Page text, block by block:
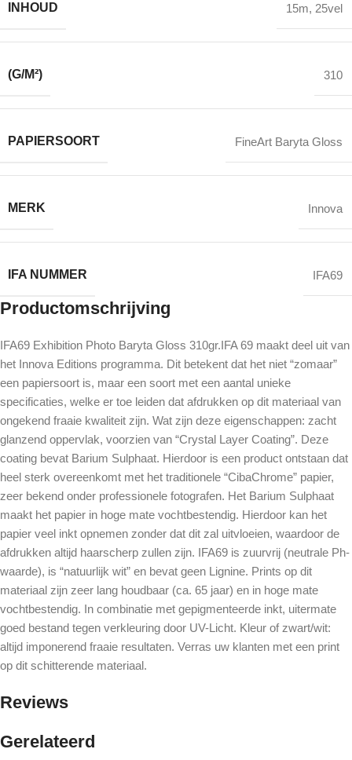
INHOUD 15m, 25vel
(G/M²) 310
PAPIERSOORT FineArt Baryta Gloss
MERK Innova
IFA NUMMER IFA69
Productomschrijving
IFA69 Exhibition Photo Baryta Gloss 310gr.IFA 69 maakt deel uit van
het Innova Editions programma. Dit betekent dat het niet “zomaar”
een papiersoort is, maar een soort met een aantal unieke
specificaties, welke er toe leiden dat afdrukken op dit materiaal van
ongekend fraaie kwaliteit zijn. Wat zijn deze eigenschappen: zacht
glanzend oppervlak, voorzien van “Crystal Layer Coating”. Deze
coating bevat Barium Sulphaat. Hierdoor is een product ontstaan dat
heel sterk overeenkomt met het traditionele “CibaChrome” papier,
zeer bekend onder professionele fotografen. Het Barium Sulphaat
maakt het papier in hoge mate vochtbestendig. Hierdoor kan het
papier veel inkt opnemen zonder dat dit zal uitvloeien, waardoor de
afdrukken altijd haarscherp zullen zijn. IFA69 is zuurvrij (neutrale Ph-
waarde), is “natuurlijk wit” en bevat geen Lignine. Prints op dit
materiaal zijn zeer lang houdbaar (ca. 65 jaar) en in hoge mate
vochtbestendig. In combinatie met gepigmenteerde inkt, uitermate
goed bestand tegen verkleuring door UV-Licht. Kleur of zwart/wit:
altijd imponerend fraaie resultaten. Verras uw klanten met een print
op dit schitterende materiaal.
Reviews
Gerelateerd